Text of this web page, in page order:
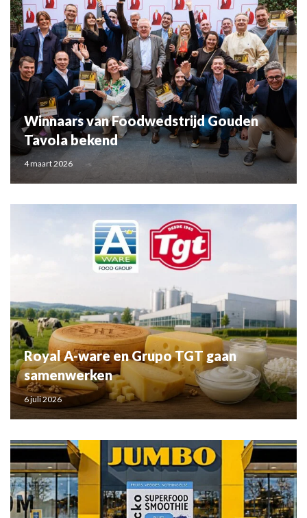
Winnaars van Foodwedstrijd Gouden
Tavola bekend
4 maart 2026
Royal A-ware en Grupo TGT gaan
samenwerken
6 juli 2026